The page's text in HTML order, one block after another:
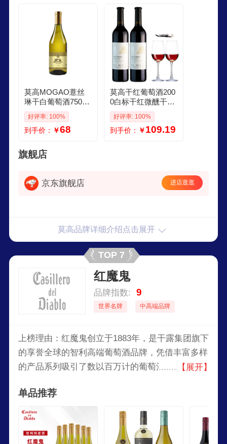
莫高MOGAO薏丝
琳干白葡萄酒750ml
单瓶 750ml瓶1
好评率: 100%
到手价： ￥68
莫高干红葡萄酒200
0白标干红微醺干型
红酒甘肃特产酒 2瓶
装海马刀酒塞2杯
好评率: 100%
到手价： ￥109.19
旗舰店
京东旗舰店 进店逛逛
莫高品牌详细介绍点击展开
TOP 7
红魔鬼
品牌指数: 9
世界名牌 中高端品牌
上榜理由：红魔鬼创立于1883年，是干露集团旗下
的享誉全球的智利高端葡萄酒品牌，凭借丰富多样
的产品系列吸引了数以百万计的葡萄酒爱好者,多
殊荣。
【展开】
单品推荐